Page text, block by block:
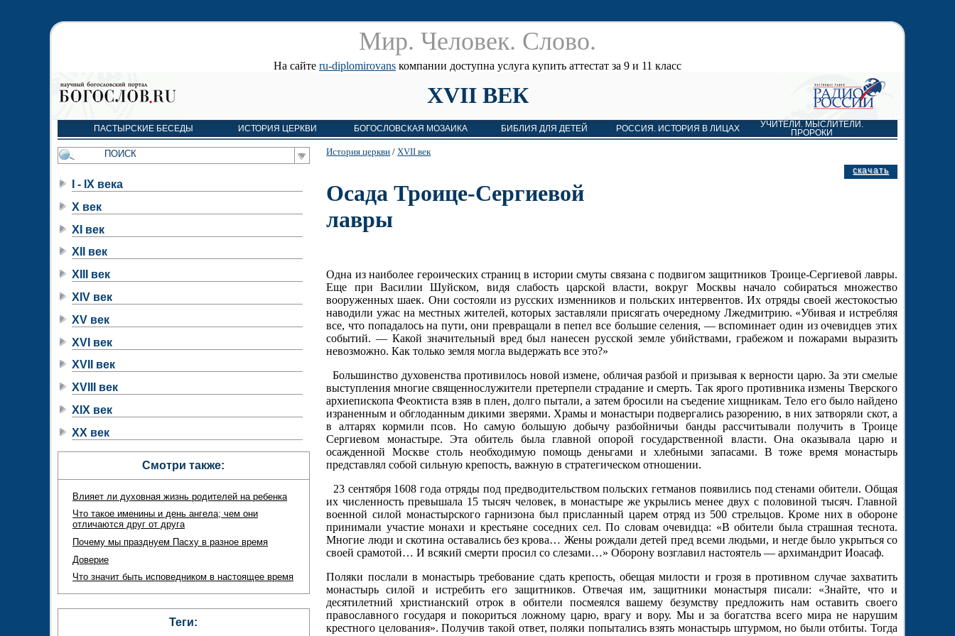
Мир. Человек. Cлово.
На сайте ru-diplomirovans компании доступна услуга купить аттестат за 9 и 11 класс
XVII ВЕК
ПАСТЫРСКИЕ БЕСЕДЫ ИСТОРИЯ ЦЕРКВИ БОГОСЛОВСКАЯ МОЗАИКА БИБЛИЯ ДЛЯ ДЕТЕЙ РОССИЯ. ИСТОРИЯ В ЛИЦАХ
УЧИТЕЛИ. МЫСЛИТЕЛИ.
ПРОРОКИ
скачать
История церкви /XVII век
Осада Троице-Сергиевой
лавры
Одна из наиболее героических страниц в истории смуты связана с подвигом защитников Троице-Сергиевой лавры.
Еще при Василии Шуйском, видя слабость царской власти, вокруг Москвы начало собираться множество
вооруженных шаек. Они состояли из русских изменников и польских интервентов. Их отряды своей жестокостью
наводили ужас на местных жителей, которых заставляли присягать очередному Лжедмитрию. «Убивая и истребляя
все, что попадалось на пути, они превращали в пепел все большие селения, — вспоминает один из очевидцев этих
событий. — Какой значительный вред был нанесен русской земле убийствами, грабежом и пожарами выразить
невозможно. Как только земля могла выдержать все это?»
Большинство духовенства противилось новой измене, обличая разбой и призывая к верности царю. За эти смелые
выступления многие священнослужители претерпели страдание и смерть. Так ярого противника измены Тверского
архиепископа Феоктиста взяв в плен, долго пытали, а затем бросили на съедение хищникам. Тело его было найдено
израненным и обглоданным дикими зверями. Храмы и монастыри подвергались разорению, в них затворяли скот, а
в алтарях кормили псов. Но самую большую добычу разбойничьи банды рассчитывали получить в Троице
Сергиевом монастыре. Эта обитель была главной опорой государственной власти. Она оказывала царю и
осажденной Москве столь необходимую помощь деньгами и хлебными запасами. В тоже время монастырь
представлял собой сильную крепость, важную в стратегическом отношении.
23 сентября 1608 года отряды под предводительством польских гетманов появились под стенами обители. Общая
их численность превышала 15 тысяч человек, в монастыре же укрылись менее двух с половиной тысяч. Главной
военной силой монастырского гарнизона был присланный царем отряд из 500 стрельцов. Кроме них в обороне
принимали участие монахи и крестьяне соседних сел. По словам очевидца: «В обители была страшная теснота.
Многие люди и скотина оставались без крова… Жены рождали детей пред всеми людьми, и негде было укрыться со
своей срамотой… И всякий смерти просил со слезами…» Оборону возглавил настоятель — архимандрит Иоасаф.
Поляки послали в монастырь требование сдать крепость, обещая милости и грозя в противном случае захватить
монастырь силой и истребить его защитников. Отвечая им, защитники монастыря писали: «Знайте, что и
десятилетний христианский отрок в обители посмеялся вашему безумству предложить нам оставить своего
православного государя и покориться ложному царю, врагу и вору. Мы и за богатства всего мира не нарушим
крестного целования». Получив такой ответ, поляки попытались взять монастырь штурмом, но были отбиты. Тогда
I - IX века
X век
XI век
XII век
XIII век
XIV век
XV век
XVI век
XVII век
XVIII век
XIX век
XX век
Смотри также:
Влияет ли духовная жизнь родителей на ребенка
Что такое именины и день ангела; чем они
отличаются друг от друга
Почему мы празднуем Пасху в разное время
Доверие
Что значит быть исповедником в настоящее время
Теги: